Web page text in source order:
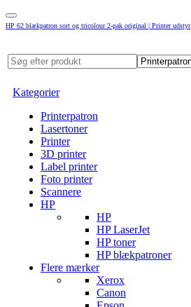
HP 62 blækpatron sort og tricolour 2-pak original | Printer udstyr
Kategorier
Printerpatron
Lasertoner
Printer
3D printer
Label printer
Foto printer
Scannere
HP
HP
HP LaserJet
HP toner
HP blækpatroner
Flere mærker
Xerox
Canon